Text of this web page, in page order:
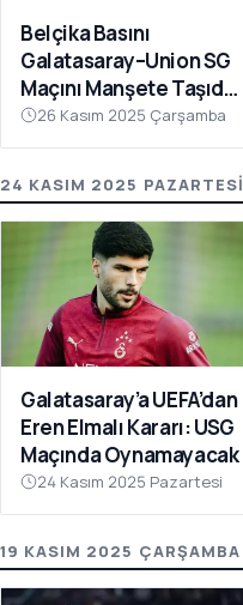
Belçika Basını
Galatasaray–Union SG
Maçını Manşete Taşıdı:
“50 Bin Türk’ü
Susturdular”
26 Kasım 2025 Çarşamba
24 KASIM 2025 PAZARTESI
Galatasaray’a UEFA’dan
Eren Elmalı Kararı: USG
Maçında Oynamayacak
24 Kasım 2025 Pazartesi
19 KASIM 2025 ÇARŞAMBA